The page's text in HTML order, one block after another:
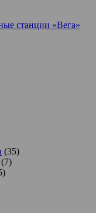
станции «Вега»
(35)
(7)